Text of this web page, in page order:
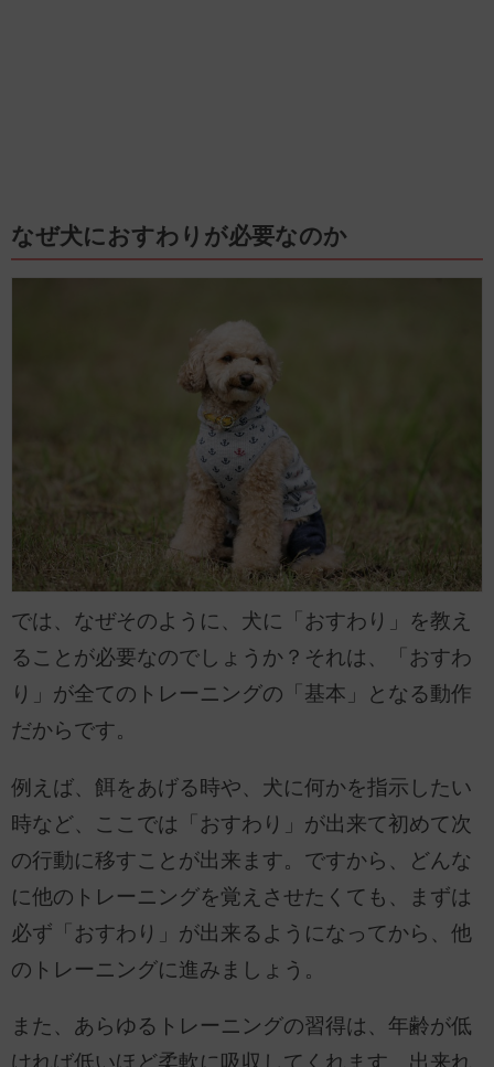
なぜ犬におすわりが必要なのか
では、なぜそのように、犬に「おすわり」を教え
ることが必要なのでしょうか？それは、「おすわ
り」が全てのトレーニングの「基本」となる動作
だからです。
例えば、餌をあげる時や、犬に何かを指示したい
時など、ここでは「おすわり」が出来て初めて次
の行動に移すことが出来ます。ですから、どんな
に他のトレーニングを覚えさせたくても、まずは
必ず「おすわり」が出来るようになってから、他
のトレーニングに進みましょう。
また、あらゆるトレーニングの習得は、年齢が低